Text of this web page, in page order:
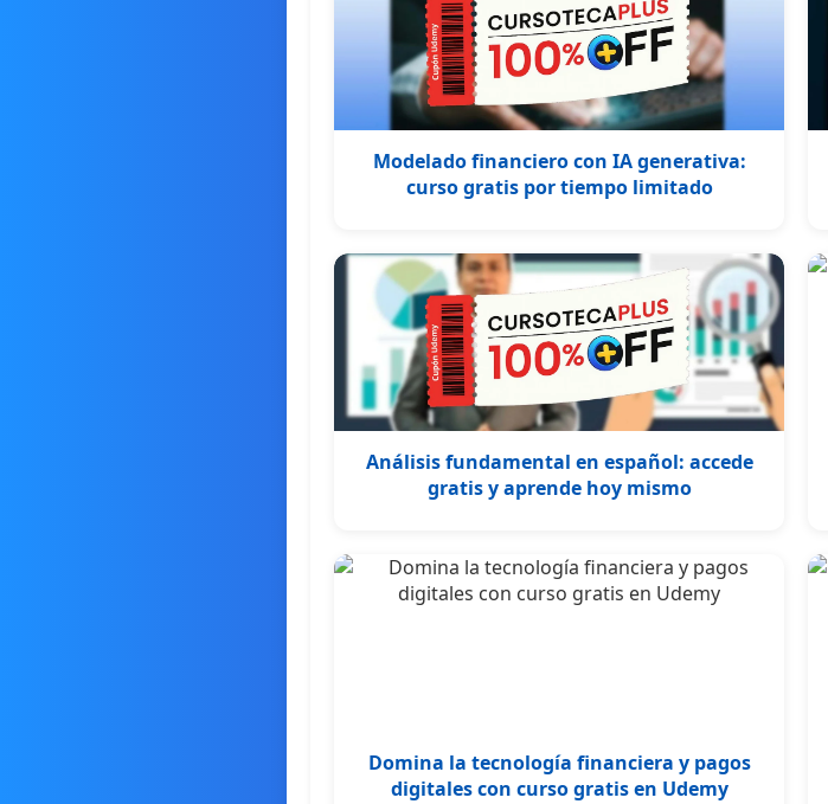
Modelado financiero con IA generativa:
curso gratis por tiempo limitado
Análisis fundamental en español: accede
gratis y aprende hoy mismo
Domina la tecnología financiera y pagos
digitales con curso gratis en Udemy